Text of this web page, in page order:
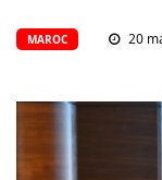
MAROC 20